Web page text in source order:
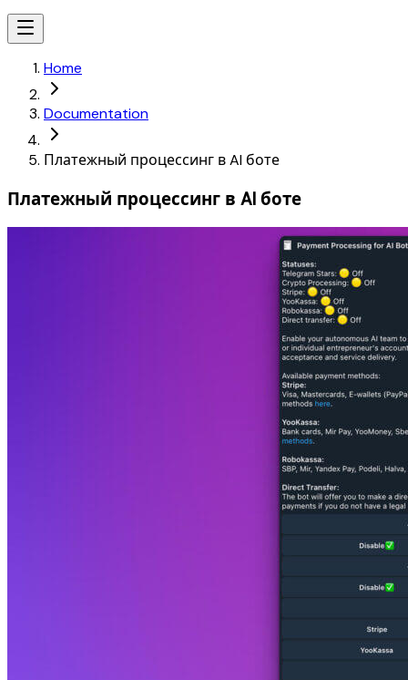
Home
Documentation
Платежный процессинг в AI боте
Платежный процессинг в AI боте